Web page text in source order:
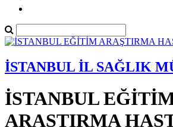
İSTANBUL İL SAĞLIK
İSTANBUL
ARAŞTIRMA